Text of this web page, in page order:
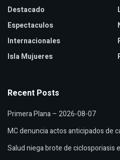
Destacado
Espectaculos
Internacionales
Isla Mujueres
Recent Posts
Primera Plana – 2026-08-07
MC denuncia actos anticipados de
Salud niega brote de ciclosporiasis